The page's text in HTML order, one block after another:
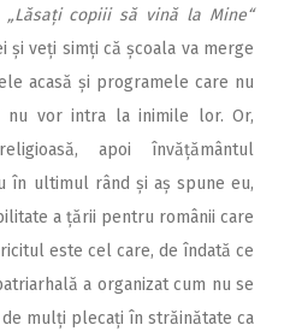
„Lăsați copiii să vină la Mine“
și veți simți că școala va merge
acasă și programele care nu
nu vor intra la inimile lor. Or,
apoi învățământul
în ultimul rând și aș spune eu,
a țării pentru românii care
este cel care, de îndată ce
a organizat cum nu se
mulți plecați în străinătate ca